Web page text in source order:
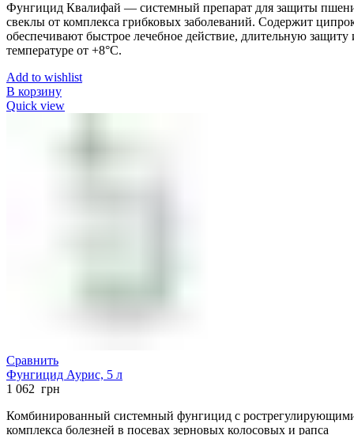
Фунгицид Квалифай — системный препарат для защиты
свеклы от комплекса грибковых заболеваний. Содержит
обеспечивают быстрое лечебное действие, длительную
температуре от +8°C.
Add to wishlist
В корзину
Quick view
Сравнить
Фунгицид Аурис, 5 л
1 062 грн
Комбинированный системный фунгицид с рострегулирующими
комплекса болезней в посевах зерновых колосовых и рапса